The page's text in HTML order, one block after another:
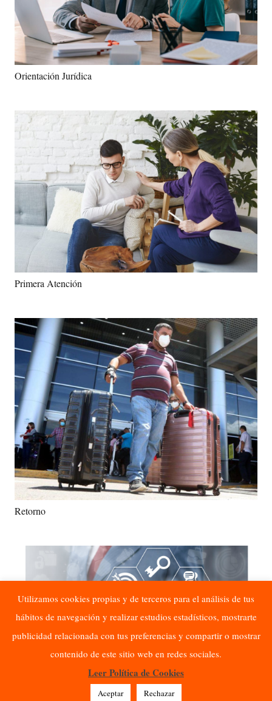
Orientación Jurídica
Primera Atención
Retorno
Utilizamos cookies propias y de terceros para el análisis de tus
hábitos de navegación y realizar estudios estadísticos, mostrarte
publicidad relacionada con tus preferencias y compartir o mostrar
contenido de este sitio web en redes sociales.
Leer Política de Cookies
Aceptar Rechazar